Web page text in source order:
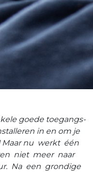
goede toegangs-
in en om je
Maar nu werkt één
niet meer naar
Na een grondige